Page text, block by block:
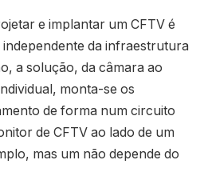
e implantar um CFTV é
da infraestrutura
a solução, da câmara ao
monta-se os
de forma num circuito
de CFTV ao lado de um
mas um não depende do